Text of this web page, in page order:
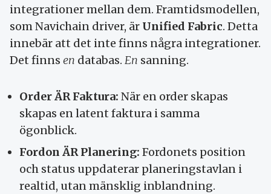
integrationer mellan dem. Framtidsmodellen,
som Navichain driver, är Unified Fabric. Detta
innebär att det inte finns några integrationer.
Det finns en databas. En sanning.
Order ÄR Faktura: När en order skapas
skapas en latent faktura i samma
ögonblick.
Fordon ÄR Planering: Fordonets position
och status uppdaterar planeringstavlan i
realtid, utan mänsklig inblandning.